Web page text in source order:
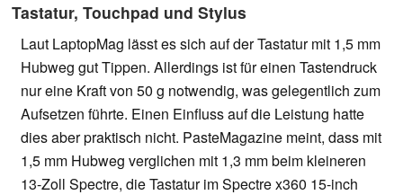
Tastatur, Touchpad und Stylus
Laut LaptopMag lässt es sich auf der Tastatur mit 1,5 mm
Hubweg gut Tippen. Allerdings ist für einen Tastendruck
nur eine Kraft von 50 g notwendig, was gelegentlich zum
Aufsetzen führte. Einen Einfluss auf die Leistung hatte
dies aber praktisch nicht. PasteMagazine meint, dass mit
1,5 mm Hubweg verglichen mit 1,3 mm beim kleineren
13-Zoll Spectre, die Tastatur im Spectre x360 15-inch